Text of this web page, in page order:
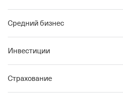
Средний бизнес
Инвестиции
Страхование